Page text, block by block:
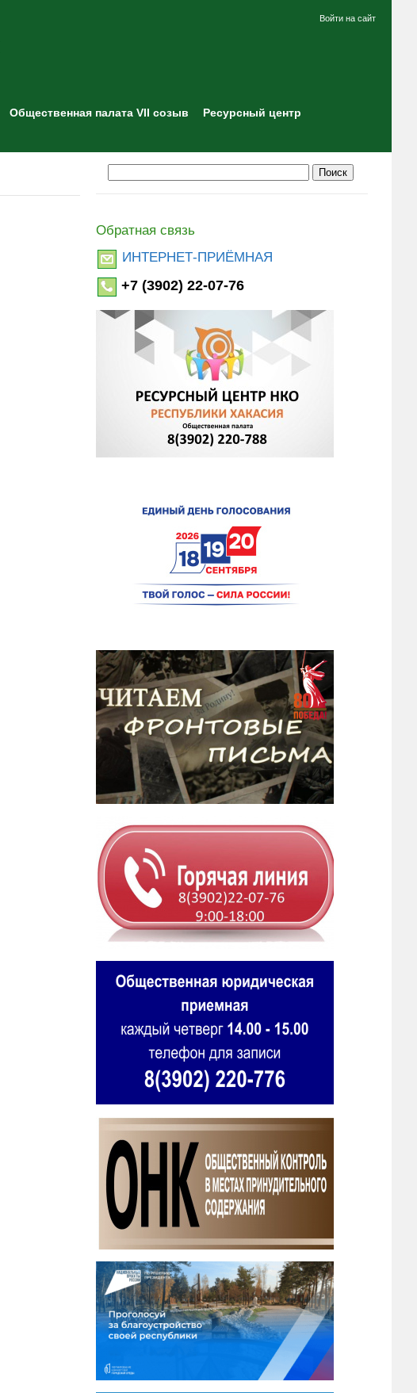
Войти на сайт
Общественная палата VII созыв
Ресурсный центр
Обратная связь
ИНТЕРНЕТ-ПРИЁМНАЯ
+7 (3902) 22-07-76